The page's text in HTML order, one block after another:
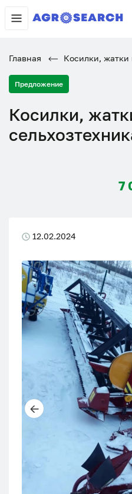
Главная Косилки, жатки
Предложение
Косилки,
12.02.2024